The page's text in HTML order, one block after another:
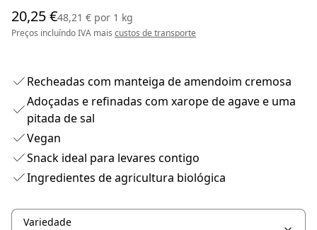
20,25 €48,21 € por 1 kg
Preços incluíndo IVA mais custos de transporte
Recheadas com manteiga de amendoim cremosa
Adoçadas e refinadas com xarope de agave e uma
pitada de sal
Vegan
Snack ideal para levares contigo
Ingredientes de agricultura biológica
Variedade